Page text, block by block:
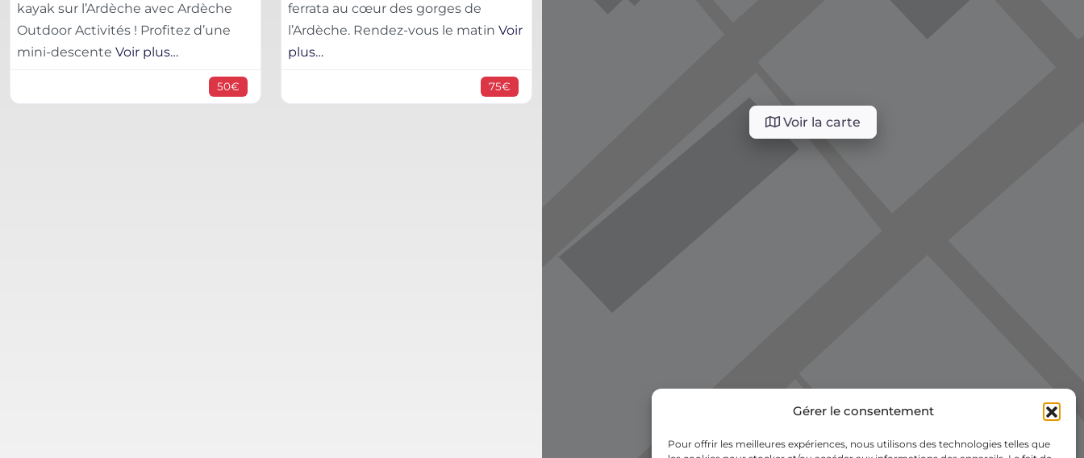
Gérer le consentement
Pour offrir les meilleures expériences, nous utilisons des technologies telles que
kayak sur l’Ardèche avec Ardèche
Outdoor Activités ! Profitez d’une
mini-descente Voir plus…
50€
ferrata au cœur des gorges de
l’Ardèche. Rendez-vous le matin Voir
plus…
75€
Voir la carte